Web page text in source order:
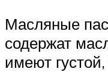
Масляные
содержат
имеют